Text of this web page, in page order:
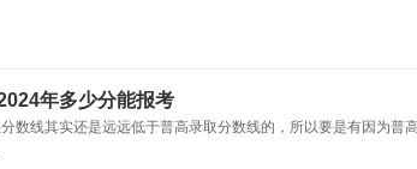
年多少分能报考
数线其实还是远远低于普高录取分数线的，所以要是有因为